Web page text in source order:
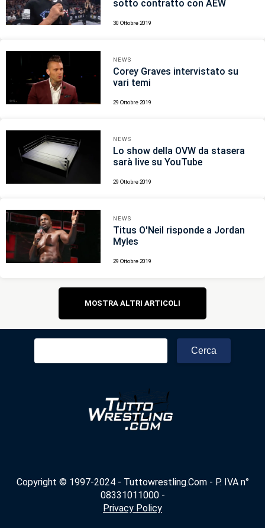
sotto contratto con AEW
30 Ottobre 2019
NEWS
Corey Graves intervistato su
vari temi
29 Ottobre 2019
NEWS
Lo show della OVW da stasera
sarà live su YouTube
29 Ottobre 2019
NEWS
Titus O'Neil risponde a Jordan
Myles
29 Ottobre 2019
Navigazione
articoli
MOSTRA ALTRI ARTICOLI
Ricerca
Copyright © 1997-2024 - Tuttowrestling.Com - P. IVA n°
08331011000 -
Privacy Policy